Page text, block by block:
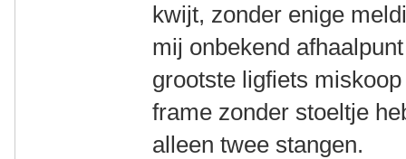
kwijt, zonder enige
mij onbekend
grootste ligfiets
frame zonder stoeltje
alleen twee stangen.